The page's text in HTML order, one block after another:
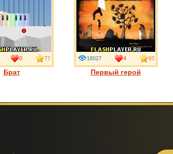
Брат
0 77
Первый герой
18027 4 93